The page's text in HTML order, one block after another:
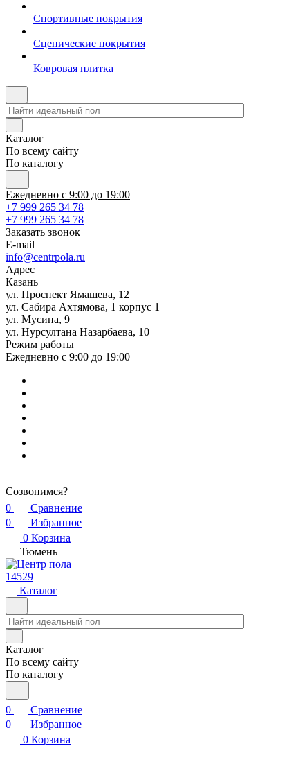
Спортивные покрытия
Сценические покрытия
Ковровая плитка
Каталог
По всему сайту
По каталогу
Ежедневно с 9:00 до 19:00
+7 999 265 34 78
+7 999 265 34 78
Заказать звонок
E-mail
info@centrpola.ru
Адрес
Казань
ул. Проспект Ямашева, 12
ул. Сабира Ахтямова, 1 корпус 1
ул. Мусина, 9
ул. Нурсултана Назарбаева, 10
Режим работы
Ежедневно с 9:00 до 19:00
Созвонимся?
0
Сравнение
0
Избранное
0 Корзина
Тюмень
14529
Каталог
Каталог
По всему сайту
По каталогу
0
Сравнение
0
Избранное
0 Корзина